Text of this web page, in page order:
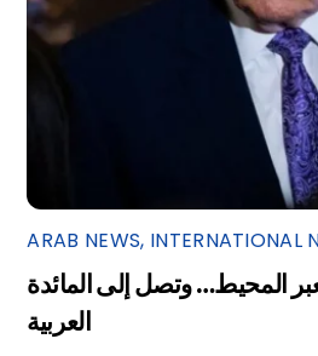
ARAB NEWS, INTERNATIONAL
المحيط… وتصل إلى المائدة
العربية